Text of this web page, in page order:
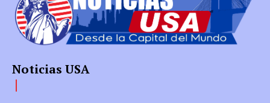
Noticias USA